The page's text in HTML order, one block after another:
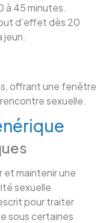
à 45 minutes.
d’effet dès 20
jeun.
offrant une fenêtre
sexuelle.
et maintenir une
sexuelle
pour traiter
sous certaines